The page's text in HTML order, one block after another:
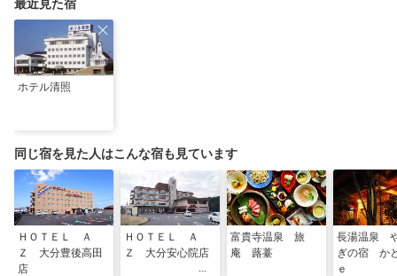
最近見た宿
ホテル清照
同じ宿を見た人はこんな宿も見ています
ＨＯＴＥＬ Ａ
Ｚ 大分豊後高田
店
ＨＯＴＥＬ Ａ
Ｚ 大分安心院店
富貴寺温泉 旅
庵 蕗薹
長湯温泉
ぎの宿 か
ｅ